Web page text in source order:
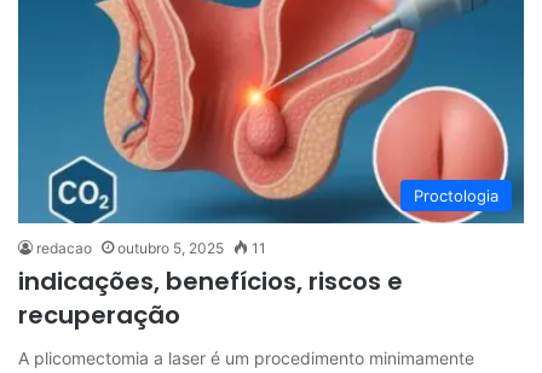
Proctologia
redacao outubro 5, 2025 11
indicações, benefícios, riscos e
recuperação
A plicomectomia a laser é um procedimento minimamente